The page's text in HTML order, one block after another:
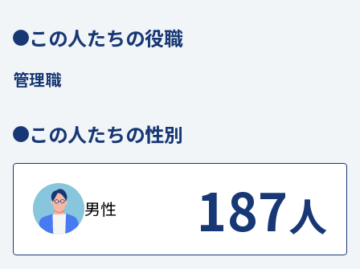
この人たちの役職
管理職
この人たちの性別
男性 187人